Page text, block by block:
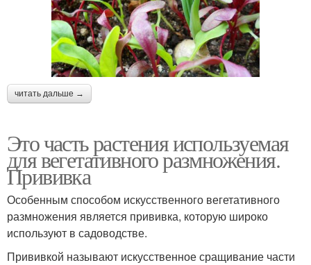
читать дальше →
Это часть растения используемая
для вегетативного размножения.
Прививка
Особенным способом искусственного вегетативного
размножения является прививка, которую широко
используют в садоводстве.
Прививкой называют искусственное сращивание части